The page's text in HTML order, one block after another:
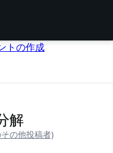
トの作成
解
の他投稿者)